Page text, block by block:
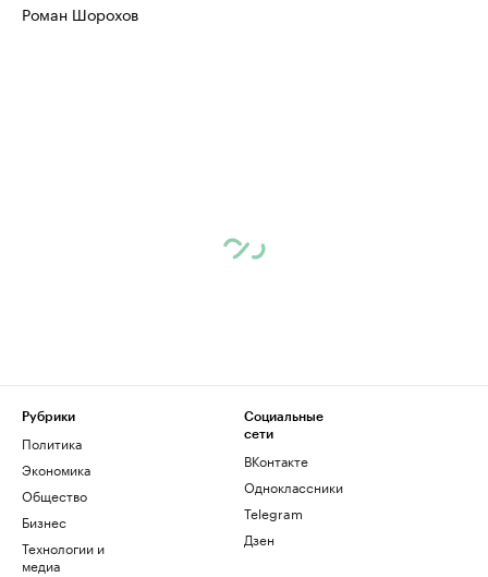
Роман Шорохов
Рубрики
Политика
Экономика
Общество
Бизнес
Технологии и
медиа
Социальные
сети
ВКонтакте
Одноклассники
Telegram
Дзен